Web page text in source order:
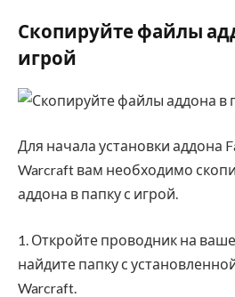
Скопируйте файлы
игрой
Для начала установки аддона
Warcraft вам необходимо
аддона в папку с игрой.
1. Откройте проводник на
найдите папку с
Warcraft.